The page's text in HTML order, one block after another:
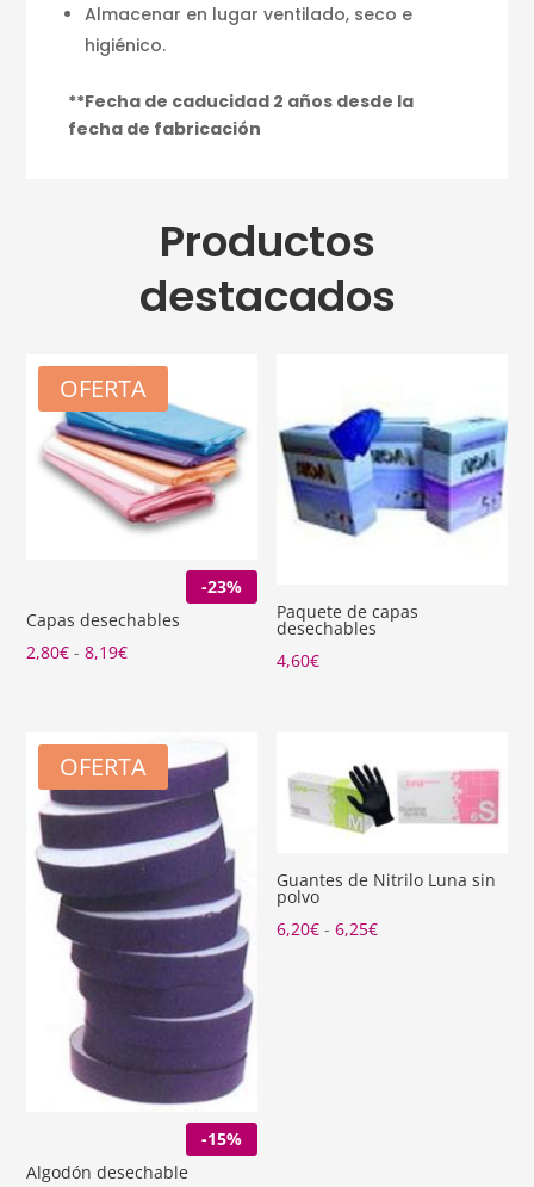
Almacenar en lugar ventilado, seco e
higiénico.
**Fecha de caducidad 2 años desde la
fecha de fabricación
Productos
destacados
OFERTA
-23%
Capas desechables
2,80€ - 8,19€Rango
desde
2,80€
hasta
8,19€
Paquete de capas
desechables
4,60€
OFERTA
-15%
Algodón desechable
Guantes de Nitrilo Luna sin
polvo
6,20€ - 6,25€Rango